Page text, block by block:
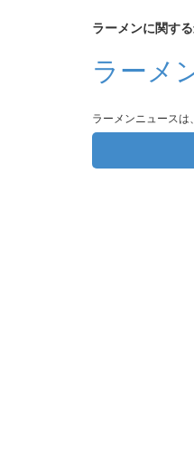
ラーメンに関す
ラーメ
ラーメンニュース